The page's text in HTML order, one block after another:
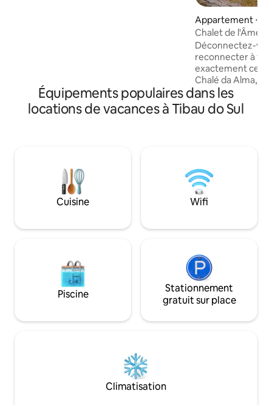
supplémentaires externalisés : chef,
massage, petit déjeuner. REMARQUE :
lorsqu'elle est louée pour 1 couple, nous
Appartement ⋅
Chalet de l'Âme
Déconnectez-
reconnecter à
exactement ce
Chalé da Alma,
charme à Pipa. En pleine nature, au son
du vent et avec
paradis, le Chalé
vous détendre et
une expérience
minutes
plages de la
Équipements populaires dans les
locations de vacances à Tibau do Sul
Cuisine Wifi
Piscine
Stationnement
gratuit sur place
Climatisation